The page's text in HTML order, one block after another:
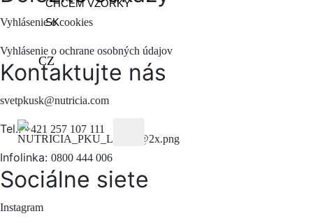
CHCEM VZORKY
SK
CZ
Vyhlásenie o cookies
Vyhlásenie o ochrane osobných údajov
Kontaktujte nás
svetpkusk@nutricia.com
Tel.:+421 257 107 111
Infolinka: 0800 444 006
Sociálne siete
Instagram